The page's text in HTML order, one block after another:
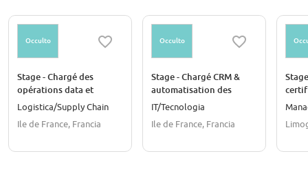
Occulto
Stage - Chargé des
opérations data et
support CRM H/F
Logistica/Supply Chain
Ile de France, Francia
Occulto
Stage - Chargé CRM &
automatisation des
données H/F
IT/Tecnologia
Ile de France, Francia